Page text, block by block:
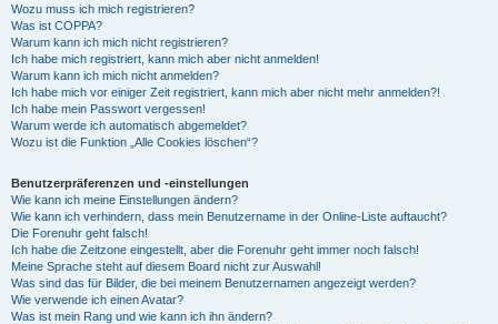
Wozu muss ich mich registrieren?
Was ist COPPA?
Warum kann ich mich nicht registrieren?
Ich habe mich registriert, kann mich aber nicht anmelden!
Warum kann ich mich nicht anmelden?
Ich habe mich vor einiger Zeit registriert, kann mich aber nicht mehr anmelden?!
Ich habe mein Passwort vergessen!
Warum werde ich automatisch abgemeldet?
Wozu ist die Funktion „Alle Cookies löschen“?
Benutzerpräferenzen und -einstellungen
Wie kann ich meine Einstellungen ändern?
Wie kann ich verhindern, dass mein Benutzername in der Online-Liste auftaucht?
Die Forenuhr geht falsch!
Ich habe die Zeitzone eingestellt, aber die Forenuhr geht immer noch falsch!
Meine Sprache steht auf diesem Board nicht zur Auswahl!
Was sind das für Bilder, die bei meinem Benutzernamen angezeigt werden?
Wie verwende ich einen Avatar?
Was ist mein Rang und wie kann ich ihn ändern?